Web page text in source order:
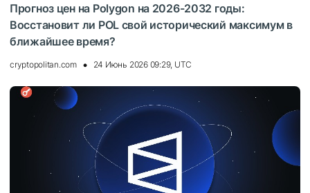
Прогноз цен на Polygon на 2026-2032 годы:
Восстановит ли POL свой исторический максимум в
ближайшее время?
cryptopolitan.com 24 Июнь 2026 09:29, UTC